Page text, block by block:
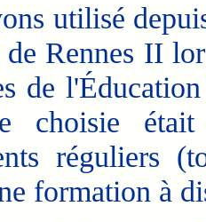
utilisé
Rennes II
de
choisie
réguliers
formation à